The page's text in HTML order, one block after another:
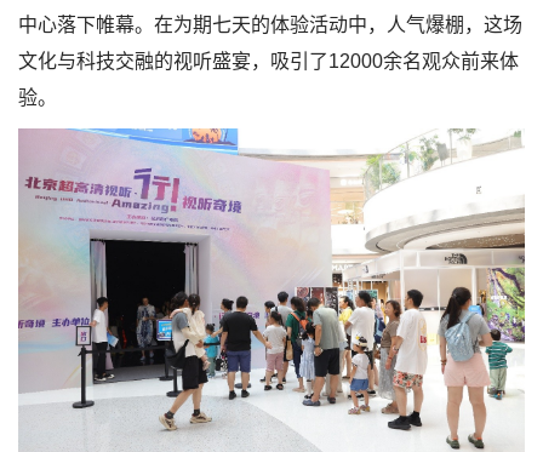
中心落下帷幕。在为期七天的体验活动中，人气爆棚，这场
文化与科技交融的视听盛宴，吸引了12000余名观众前来体
验。